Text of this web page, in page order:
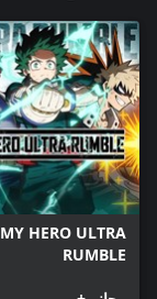
MY HERO ULTRA
RUMBLE